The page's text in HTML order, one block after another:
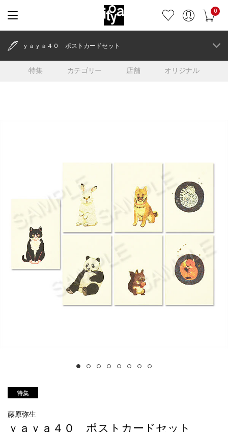
0
特集 カテゴリー 店舗 オリジナル
ｙａｙａ４０ ポストカードセット
特集
藤原弥生
ｙａｙａ４０ ポストカードセット